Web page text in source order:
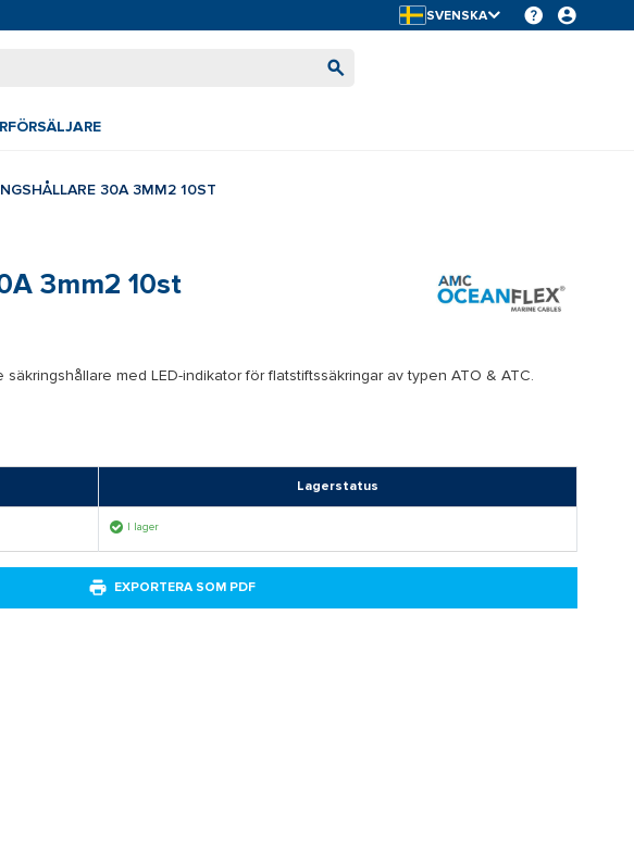
SVENSKA
30A 3MM2 10ST
3mm2 10st
med LED-indikator för flatstiftssäkringar av typen ATO & ATC.
Lagerstatus
I lager
EXPORTERA SOM PDF